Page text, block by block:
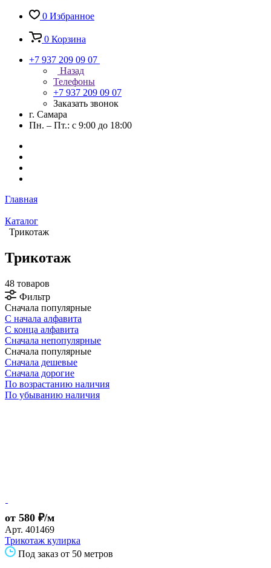
0 Избранное
0 Корзина
+7 937 209 09 07
Назад
Телефоны
+7 937 209 09 07
Заказать звонок
г. Самара
Пн. – Пт.: с 9:00 до 18:00
Главная
Каталог
Трикотаж
Трикотаж
48 товаров
Фильтр
Сначала популярные
С начала алфавита
С конца алфавита
Сначала непопулярные
Сначала популярные
Сначала дешевые
Сначала дорогие
По возрастанию наличия
По убыванию наличия
от 580 ₽/м
Арт. 401469
Трикотаж кулирка
Под заказ от 50 метров